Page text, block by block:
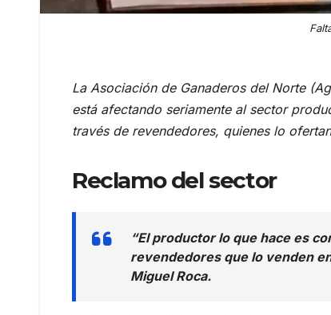
La Asociación de Ganaderos del Norte
está afectando seriamente al sector
través de revendedores, quienes lo
Reclamo del sector
“El productor lo que hace es
revendedores que lo venden
Miguel Roca.